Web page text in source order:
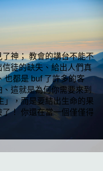
神； 教會的講台不能不
徒的缺失、給出人們真
也都是 buf 了許多的客
這就是為何你需要來到
」，而是要結出生命的果
！ 你還在當一個僅僅得